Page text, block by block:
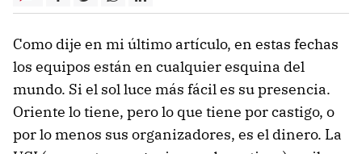
Como dije en mi último artículo, en estas fechas
los equipos están en cualquier esquina del
mundo. Si el sol luce más fácil es su presencia.
Oriente lo tiene, pero lo que tiene por castigo, o
por lo menos sus organizadores, es el dinero. La